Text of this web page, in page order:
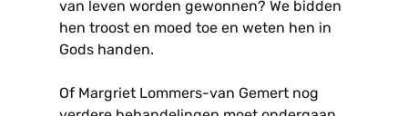
van leven worden gewonnen? We bidden
hen troost en moed toe en weten hen in
Gods handen.
Of Margriet Lommers-van Gemert nog